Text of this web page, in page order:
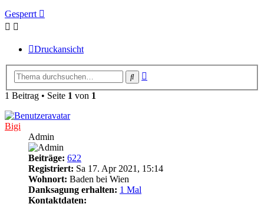
Gesperrt
Druckansicht
Suche
1 Beitrag • Seite 1 von 1
Bigi
Admin
Beiträge: 622
Registriert: Sa 17. Apr 2021, 15:14
Wohnort: Baden bei Wien
Danksagung erhalten: 1 Mal
Kontaktdaten: